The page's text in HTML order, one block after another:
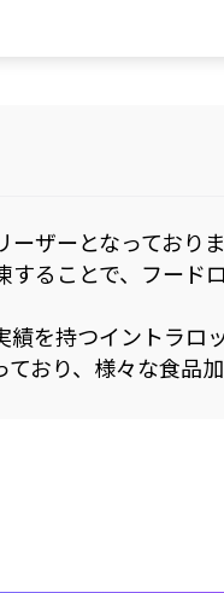
ザーとなってお
ることで、フー
を持つイントラロ
おり、様々な食品